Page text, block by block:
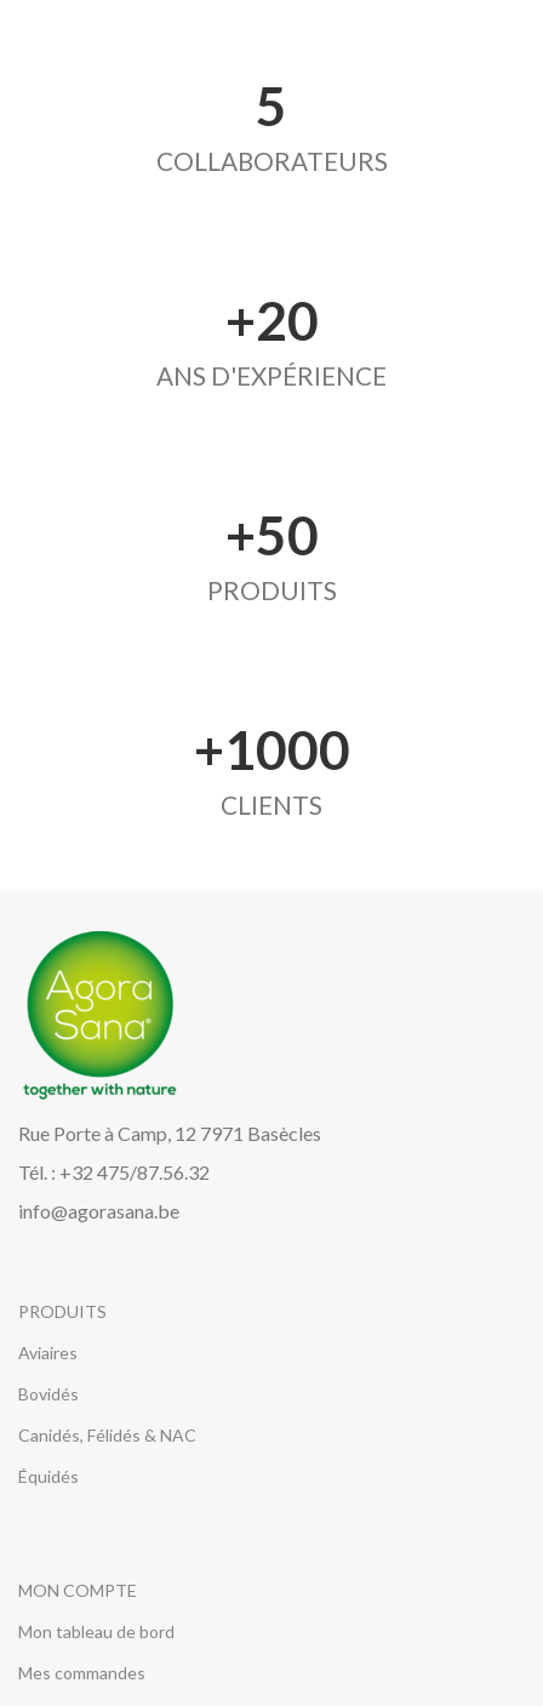
5
COLLABORATEURS
+20
ANS D'EXPÉRIENCE
+50
PRODUITS
+1000
CLIENTS
Rue Porte à Camp, 12 7971 Basècles
Tél. : +32 475/87.56.32
info@agorasana.be
PRODUITS
Aviaires
Bovidés
Canidés, Félidés & NAC
Équidés
MON COMPTE
Mon tableau de bord
Mes commandes